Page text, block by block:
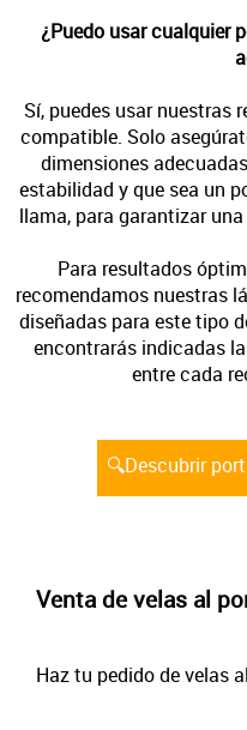
¿Puedo usar cualquier
Sí, puedes usar nuestras
compatible. Solo
dimensiones
estabilidad y que sea un
llama, para garantizar
Para resultados
recomendamos nuestras
diseñadas para este tipo
encontrarás indicadas
entre cada
🔍Descubrir
Venta de velas al
Haz tu pedido de velas